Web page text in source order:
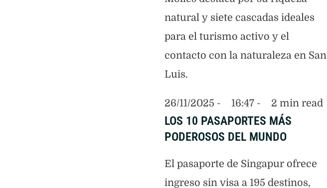
natural y siete cascadas ideales
para el turismo activo y el
contacto con la naturaleza en San
Luis.
26/11/2025 - 16:47 - 2 min read
LOS 10 PASAPORTES MÁS
PODEROSOS DEL MUNDO
El pasaporte de Singapur ofrece
ingreso sin visa a 195 destinos,